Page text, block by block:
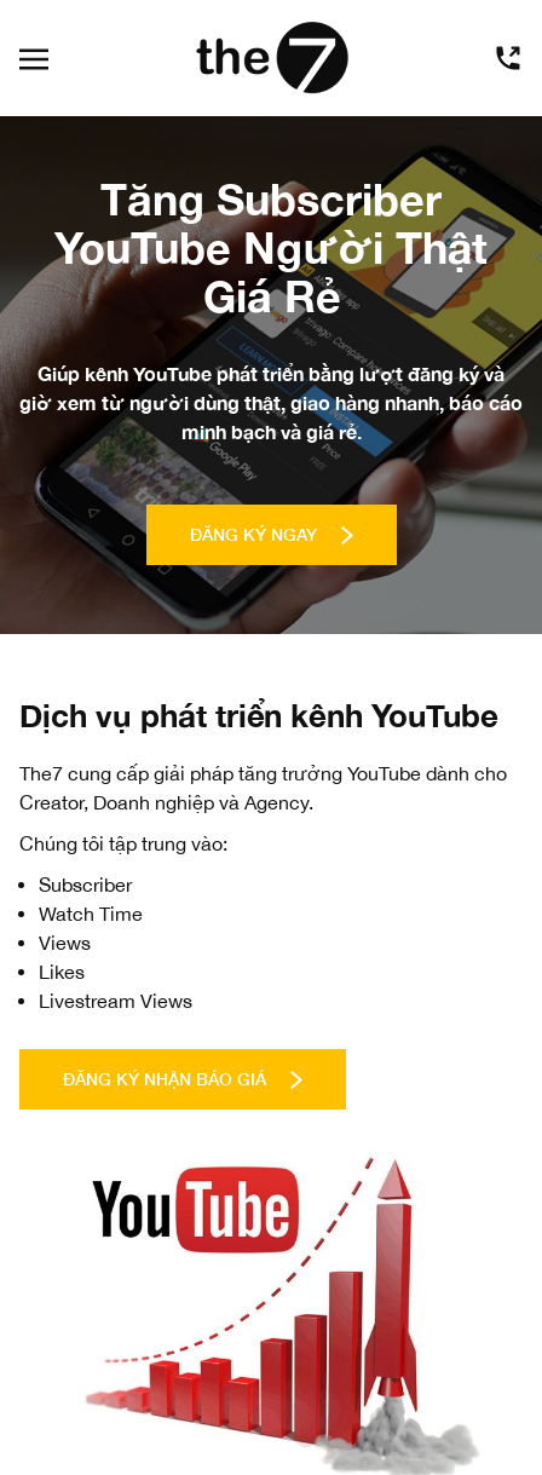
Tăng Subscriber
YouTube Người Thật
Giá Rẻ
Giúp kênh YouTube phát triển bằng lượt đăng ký và
giờ xem từ người dùng thật, giao hàng nhanh, báo cáo
minh bạch và giá rẻ.
ĐĂNG KÝ NGAY
Dịch vụ phát triển kênh YouTube
The7 cung cấp giải pháp tăng trưởng YouTube dành cho
Creator, Doanh nghiệp và Agency.
Chúng tôi tập trung vào:
Subscriber
Watch Time
Views
Likes
Livestream Views
ĐĂNG KÝ NHẬN BÁO GIÁ